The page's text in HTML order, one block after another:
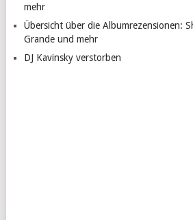
mehr
Übersicht über die Albumrezensionen:
Grande und mehr
DJ Kavinsky verstorben